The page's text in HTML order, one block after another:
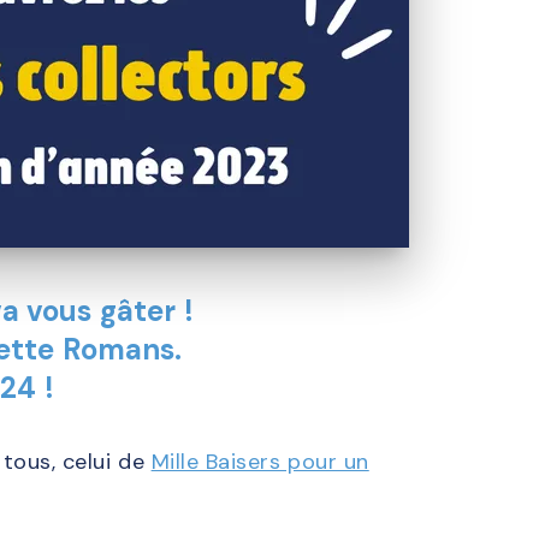
vous gâter !
Romans.
!
celui de Mille Baisers pour un